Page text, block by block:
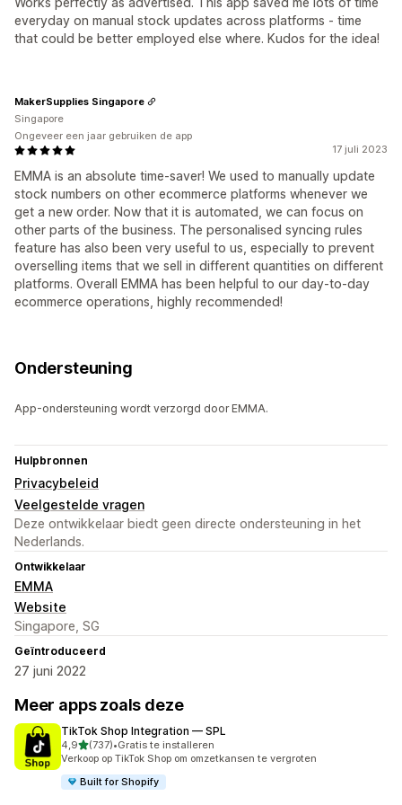
everyday on manual stock updates across platforms - time
that could be better employed else where. Kudos for the idea!
17 juli 2023
EMMA is an absolute time-saver! We used to manually update
stock numbers on other ecommerce platforms whenever we
get a new order. Now that it is automated, we can focus on
other parts of the business. The personalised syncing rules
feature has also been very useful to us, especially to prevent
overselling items that we sell in different quantities on different
platforms. Overall EMMA has been helpful to our day-to-day
ecommerce operations, highly recommended!
MakerSupplies Singapore
Singapore
Ongeveer een jaar gebruiken de app
Ondersteuning
App-ondersteuning wordt verzorgd door EMMA.
Hulpbronnen
Privacybeleid
Veelgestelde vragen
Deze ontwikkelaar biedt geen directe ondersteuning in het
Nederlands.
Ontwikkelaar
EMMA
Website
Singapore, SG
Geïntroduceerd
27 juni 2022
Meer apps zoals deze
TikTok Shop Integration — SPL
4,9van 5 sterren
(737)
737 recensies in totaal
•Gratis te installeren
Verkoop op TikTok Shop om omzetkansen te vergroten
Built for Shopify